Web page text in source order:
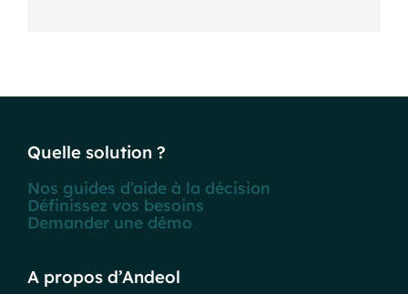
Quelle solution ?
Nos guides d’aide à la décision
Définissez vos besoins
Demander une démo
A propos d’Andeol